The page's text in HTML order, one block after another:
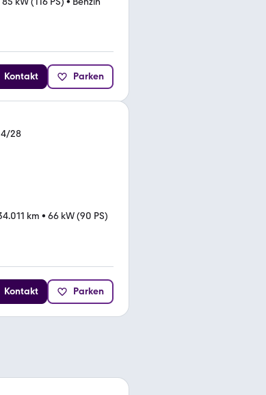
Kontakt Parken
4/28
km • 66 kW (90 PS)
Kontakt Parken